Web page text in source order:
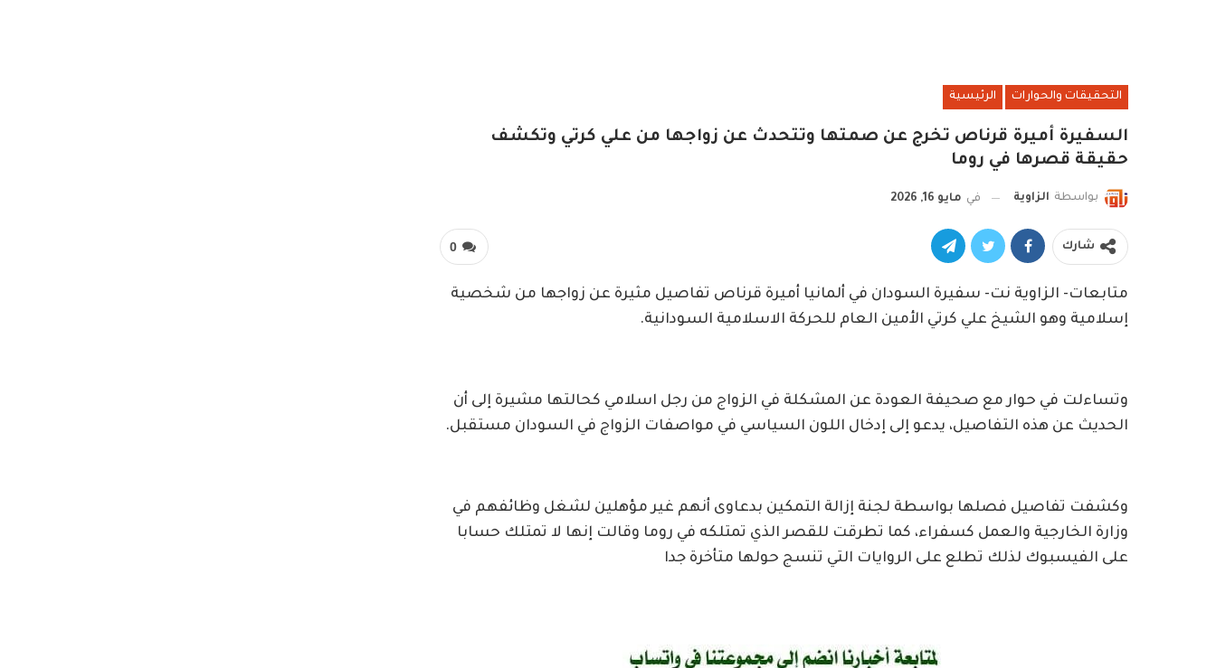
التحقيقات والحوارات الرئيسية
السفيرة أميرة قرناص تخرج عن صمتها وتتحدث عن زواجها من علي كرتي وتكشف
حقيقة قصرها في روما
بواسطة الزاوية في مايو 16, 2026
0 شارك
متابعات- الزاوية نت- سفيرة السودان في ألمانيا أميرة قرناص تفاصيل مثيرة عن زواجها من شخصية
إسلامية وهو الشيخ علي كرتي الأمين العام للحركة الاسلامية السودانية.
وتساءلت في حوار مع صحيفة العودة عن المشكلة في الزواج من رجل اسلامي كحالتها مشيرة إلى أن
الحديث عن هذه التفاصيل، يدعو إلى إدخال اللون السياسي في مواصفات الزواج في السودان مستقبل.
وكشفت تفاصيل فصلها بواسطة لجنة إزالة التمكين بدعاوى أنهم غير مؤهلين لشغل وظائفهم في
وزارة الخارجية والعمل كسفراء، كما تطرقت للقصر الذي تمتلكه في روما وقالت إنها لا تمتلك حسابا
على الفيسبوك لذلك تطلع على الروايات التي تنسج حولها متأخرة جدا